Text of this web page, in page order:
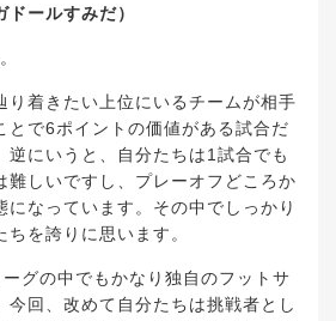
ールすみだ）
り着きたい上位にいるチームが相手
とで6ポイントの価値がある試合だ
逆にいうと、自分たちは1試合でも
難しいですし、プレーオフどころか
になっています。その中でしっかり
を誇りに思います。
グの中でもかなり独自のフットサ
今回、改めて自分たちは挑戦者とし